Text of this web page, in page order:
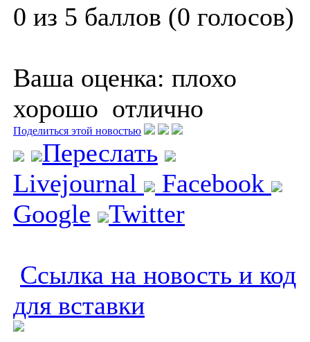
0 из 5 баллов (0 голосов)
Ваша оценка: плохо
хорошо отлично
Поделиться этой новостью
Переслать
Livejournal
Facebook
Google
Twitter
Ссылка на новость и код
для вставки